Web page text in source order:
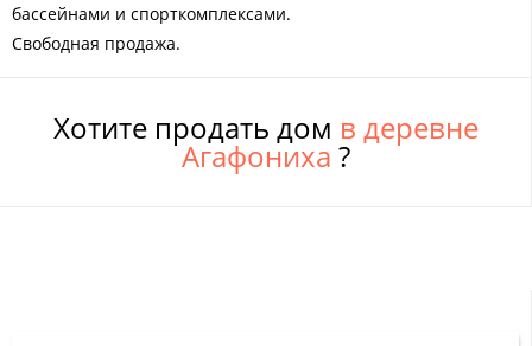
бассейнами и спорткомплексами.
Свободная продажа.
Хотите продать дом в деревне
Агафониха ?